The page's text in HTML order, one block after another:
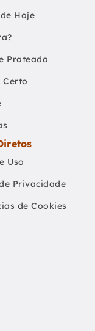
Hoje
Prateada
Certo
Uso
Privacidade
de Cookies